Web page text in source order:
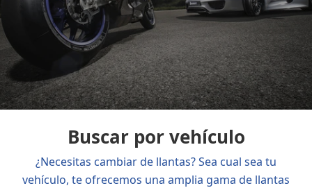
Buscar por vehículo
¿Necesitas cambiar de llantas? Sea cual sea tu
vehículo, te ofrecemos una amplia gama de llantas